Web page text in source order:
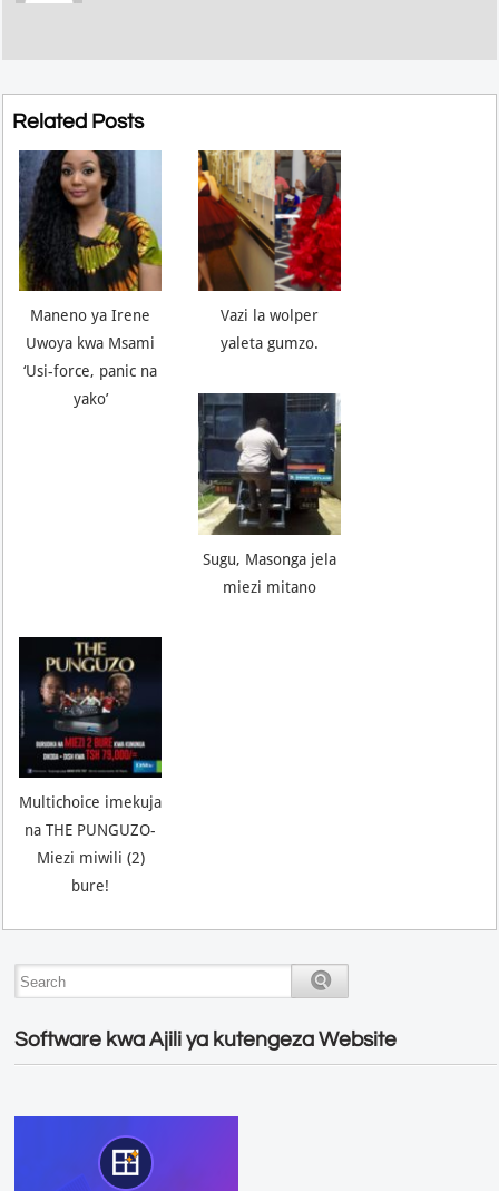
Related Posts
Maneno ya Irene
Uwoya kwa Msami
‘Usi-force, panic na
yako’
Vazi la wolper
yaleta gumzo.
Sugu, Masonga jela
miezi mitano
Multichoice imekuja
na THE PUNGUZO-
Miezi miwili (2)
bure!
Software kwa Ajili ya kutengeza Website